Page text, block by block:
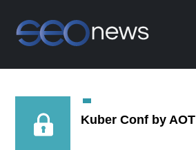
Kuber Conf by AOT